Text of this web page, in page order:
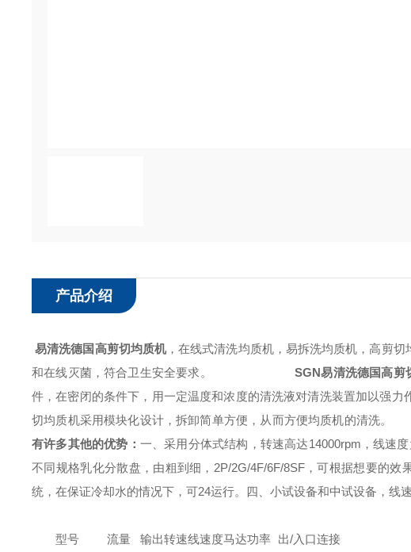
产品介绍
易清洗德国高剪切均质机，在线式清洗均质机，易拆洗均质机 ，高剪切
和在线灭菌，符合卫生安全要求。
SGN易清洗德国高剪
件，在密闭的条件下，用一定温度和浓度的清洗液对清洗装置加以强力
切均质机采用模块化设计，拆卸简单方便，从而方便均质机的清洗。
有许多其他的优势： 一、采用分体式结构，转速高达14000rpm，线速
不同规格乳化分散盘，由粗到细，2P/2G/4F/6F/8SF，可根据想要的效
统，在保证冷却水的情况下，可24运行。
四、小试设备和中试设备，线
型号 流量 输出转速线速度马达功率 出/入口连接